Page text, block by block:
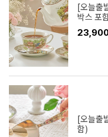
[오늘출
박스 포
[오늘출
함)